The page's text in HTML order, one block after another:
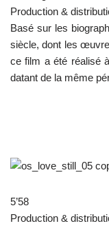
Production &
Basé sur les
siècle, dont les
ce film a été réalisé
datant de la même
5’58
Production &